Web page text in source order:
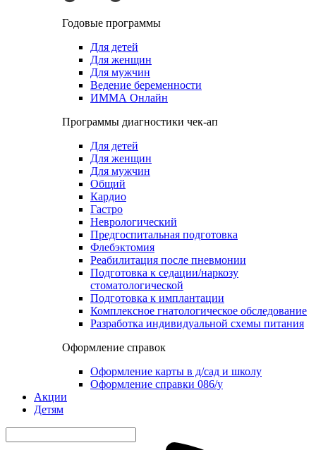
Годовые программы
Для детей
Для женщин
Для мужчин
Ведение беременности
ИММА Онлайн
Программы диагностики чек-ап
Для детей
Для женщин
Для мужчин
Общий
Кардио
Гастро
Неврологический
Предгоспитальная подготовка
Флебэктомия
Реабилитация после пневмонии
Подготовка к седации/наркозу
стоматологической
Подготовка к имплантации
Комплексное гнатологическое обследование
Разработка индивидуальной схемы питания
Оформление справок
Оформление карты в д/сад и школу
Оформление справки 086/у
Акции
Детям